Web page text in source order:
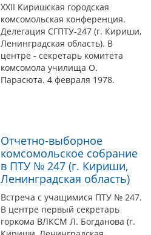
XXII Киришская городская
комсомольская конференция.
Делегация СГПТУ-247 (г. Кириши,
Ленинградская область). В
центре - секретарь комитета
комсомола училища О.
Парасюта. 4 февраля 1978.
Отчетно-выборное
комсомольское собрание
в ПТУ № 247 (г. Кириши,
Ленинградская область)
Встреча с учащимися ПТУ № 247.
В центре первый секретарь
горкома ВЛКСМ Л. Богданова (г.